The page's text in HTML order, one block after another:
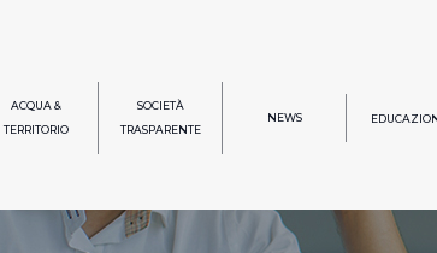
ACQUA &
TERRITORIO
SOCIETÀ
TRASPARENTE
NEWS